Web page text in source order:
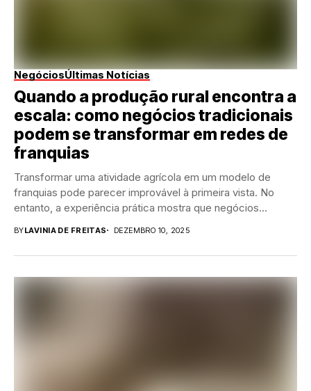
NegóciosÚltimas Notícias
Quando a produção rural encontra a
escala: como negócios tradicionais
podem se transformar em redes de
franquias
Transformar uma atividade agrícola em um modelo de
franquias pode parecer improvável à primeira vista. No
entanto, a experiência prática mostra que negócios...
BYLAVINIA DE FREITAS DEZEMBRO 10, 2025